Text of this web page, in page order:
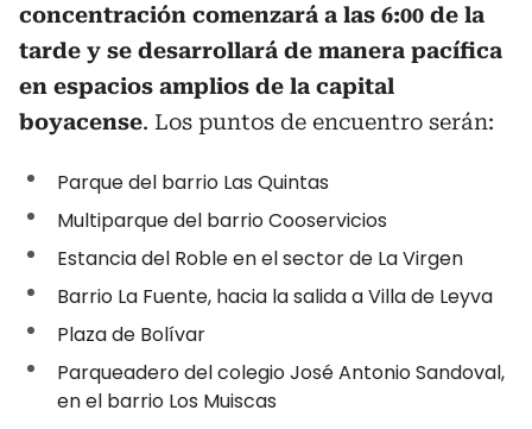
concentración comenzará a las 6:00 de la
tarde y se desarrollará de manera pacífica
en espacios amplios de la capital
boyacense. Los puntos de encuentro serán:
Parque del barrio Las Quintas
Multiparque del barrio Cooservicios
Estancia del Roble en el sector de La Virgen
Barrio La Fuente, hacia la salida a Villa de Leyva
Plaza de Bolívar
Parqueadero del colegio José Antonio Sandoval,
en el barrio Los Muiscas